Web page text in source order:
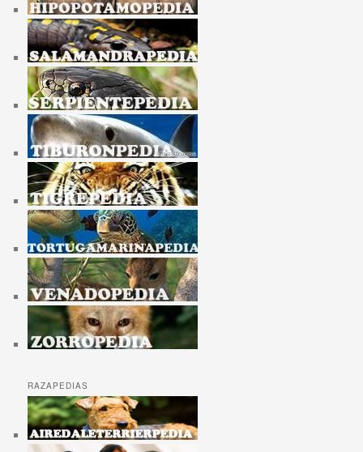
RAZAPEDIAS